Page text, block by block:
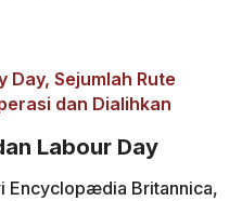
Day, Sejumlah Rute
dan Dialihkan
Labour Day
Encyclopædia Britannica,